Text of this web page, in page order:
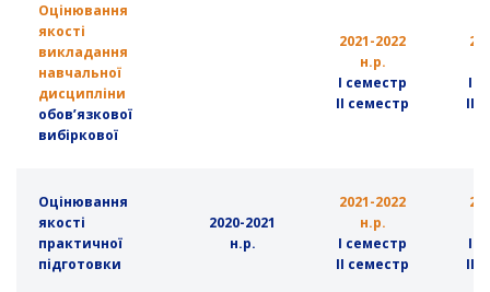
Оцінювання
якості
викладання
навчальної
дисципліни
обов’язкової
вибіркової
2021-2022
н.р.
І семестр
ІІ семестр
І
ІІ
Оцінювання
якості
практичної
підготовки
2020-2021
н.р.
2021-2022
н.р.
І семестр
ІІ семестр
І
ІІ